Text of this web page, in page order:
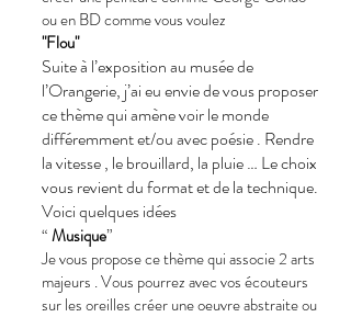
ou en BD comme vous voulez
"Flou"
Suite à l’exposition au musée de
l’Orangerie, j’ai eu envie de vous proposer
ce thème qui amène voir le monde
différemment et/ou avec poésie . Rendre
la vitesse , le brouillard, la pluie … Le choix
vous revient du format et de la technique.
Voici quelques idées
“Musique”
Je vous propose ce thème qui associe 2 arts
majeurs . Vous pourrez avec vos écouteurs
sur les oreilles créer une oeuvre abstraite ou